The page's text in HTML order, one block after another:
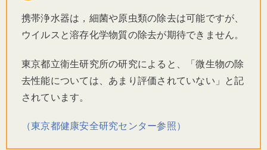
携帯浄水器は，細菌や原虫類の除去は可能ですが、
ウイルスと溶存化学物質の除去が期待できません。
東京都立衛生研究所の研究によると、「微生物の除
去性能については、あまり評価されていない」と記
されています。
（東京都健康安全研究センター参照）